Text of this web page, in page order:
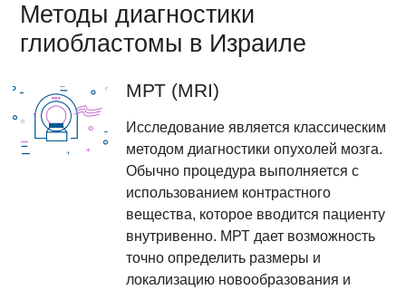
Методы диагностики
глиобластомы в Израиле
МРТ (MRI)
Исследование является классическим
методом диагностики опухолей мозга.
Обычно процедура выполняется с
использованием контрастного
вещества, которое вводится пациенту
внутривенно. МРТ дает возможность
точно определить размеры и
локализацию новообразования и